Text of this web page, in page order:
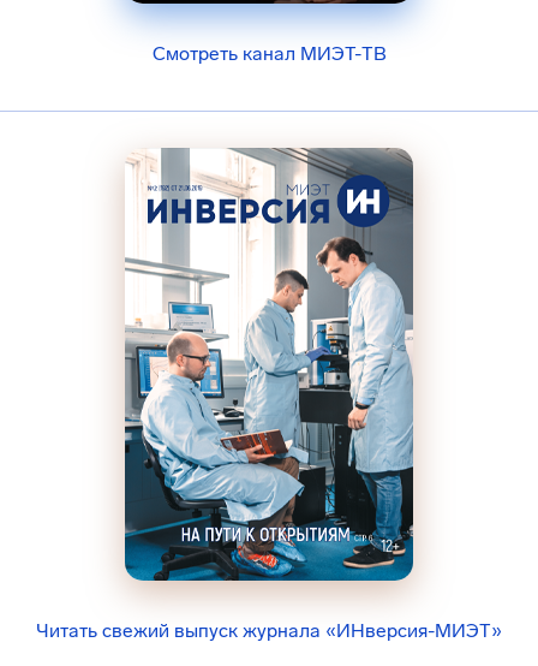
Смотреть канал МИЭТ-ТВ
Читать свежий выпуск журнала «ИНверсия-МИЭТ»